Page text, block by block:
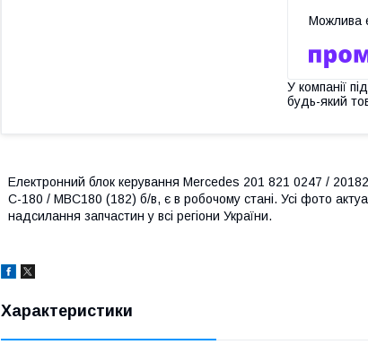
У компанії
будь-який
Електронний блок керування Mercedes 201 821 0247 /
C-180 / MBC180 (182) б/в, є в робочому стані. Усі фото
надсилання запчастин у всі регіони України.
Характеристики